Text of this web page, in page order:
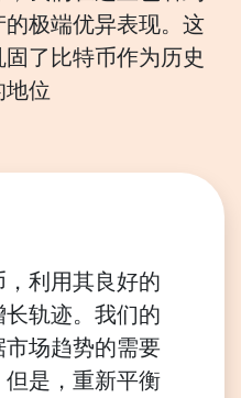
极端优异表现。这
了比特币作为历史
地位
利用其良好的
轨迹。我们的
场趋势的需要
是，重新平衡